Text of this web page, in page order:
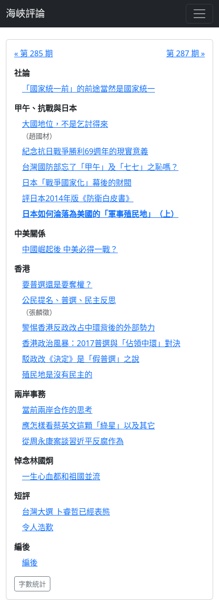
海峽評論
« 第 285 期
第 287 期 »
社論
「國家統一前」的前途當然是國家統一
甲午、抗戰與日本
大國地位，不是乞討得來
（趙國材）
紀念抗日戰爭勝利69週年的現實意義
台灣國防部忘了「甲午」及「七七」之恥嗎？
日本「戰爭國家化」幕後的財閥
評日本2014年版《防衛白皮書》
日本如何淪落為美國的「軍事殖民地」（上）
中美關係
中國崛起後 中美必得一戰？
香港
要普選還是要奪權？
公民提名、普選、民主反思
（張麟徵）
警惕香港反政改占中環背後的外部勢力
香港政治風暴：2017普選與「佔領中環」對決
駁政改《決定》是「假普選」之說
殖民地是沒有民主的
兩岸事務
當前兩岸合作的思考
應怎樣看蔡英文這顆「綠星」以及其它
從周永康案談習近平反腐作為
悼念林國炯
一生心血都和祖國並流
短評
台灣大選 卜睿哲已經表態
令人浩歎
編後
編後
字數統計